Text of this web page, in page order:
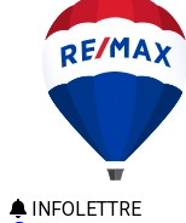
INFOLETTRE